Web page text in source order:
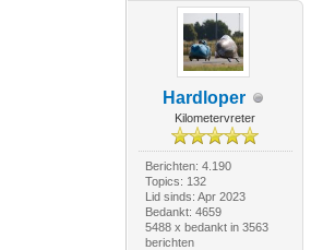
Hardloper
Kilometervreter
Berichten: 4.190
Topics: 132
Lid sinds: Apr 2023
Bedankt: 4659
5488 x bedankt in 3563
berichten